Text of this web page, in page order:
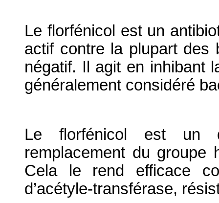
Le florfénicol est un
actif contre la plupart des
négatif. Il agit en inhibant
généralement considéré
Le florfénicol est un
remplacement du groupe
Cela le rend efficace
d’acétyle-transférase,